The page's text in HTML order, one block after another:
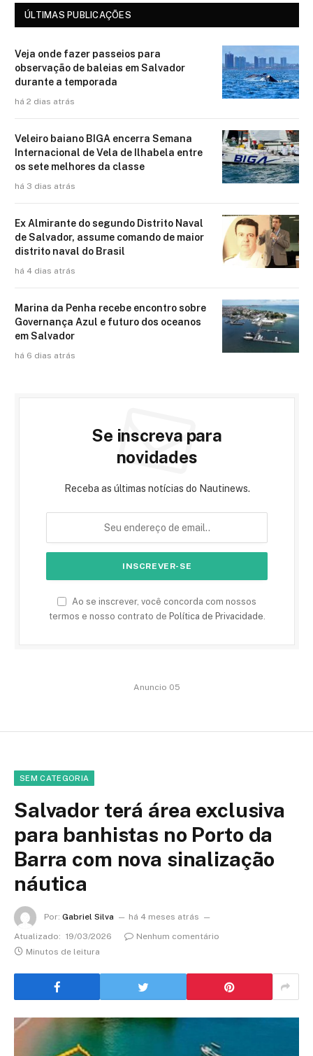
ÚLTIMAS PUBLICAÇÕES
Veja onde fazer passeios para
observação de baleias em Salvador
durante a temporada
há 2 dias atrás
Veleiro baiano BIGA encerra Semana
Internacional de Vela de Ilhabela entre
os sete melhores da classe
há 3 dias atrás
Ex Almirante do segundo Distrito Naval
de Salvador, assume comando de maior
distrito naval do Brasil
há 4 dias atrás
Marina da Penha recebe encontro sobre
Governança Azul e futuro dos oceanos
em Salvador
há 6 dias atrás
Se inscreva para
novidades
Receba as últimas notícias do Nautinews.
Ao se inscrever, você concorda com nossos
termos e nosso contrato de Política de Privacidade.
Anuncio 05
SEM CATEGORIA
Salvador terá área exclusiva
para banhistas no Porto da
Barra com nova sinalização
náutica
Por: Gabriel Silva
há 4 meses atrás
Atualizado: 19/03/2026
Nenhum comentário
Minutos de leitura